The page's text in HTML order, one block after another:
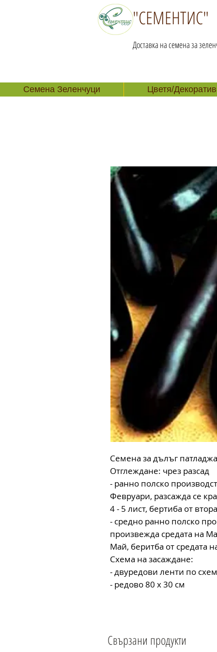
"СЕМЕНТИС"
Доставка на семена за
Семена Зеленчуци Цветя/
Семена за дълъг
Отглеждане: чрез разсад
- ранно полско
Февруари, разсажда се
4 - 5 лист, бертиба от
- средно ранно полско
произвежда средата на
Май, беритба от средата
Схема на засаждане:
- двуредови ленти по
- редово 80 х 30 см
Свързани продукти